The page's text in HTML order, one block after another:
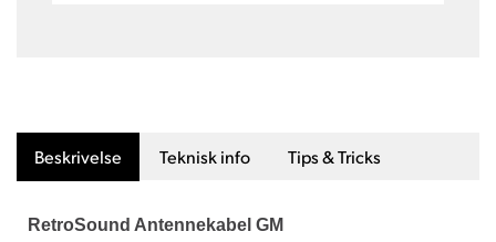
Beskrivelse Teknisk info Tips & Tricks
RetroSound Antennekabel GM